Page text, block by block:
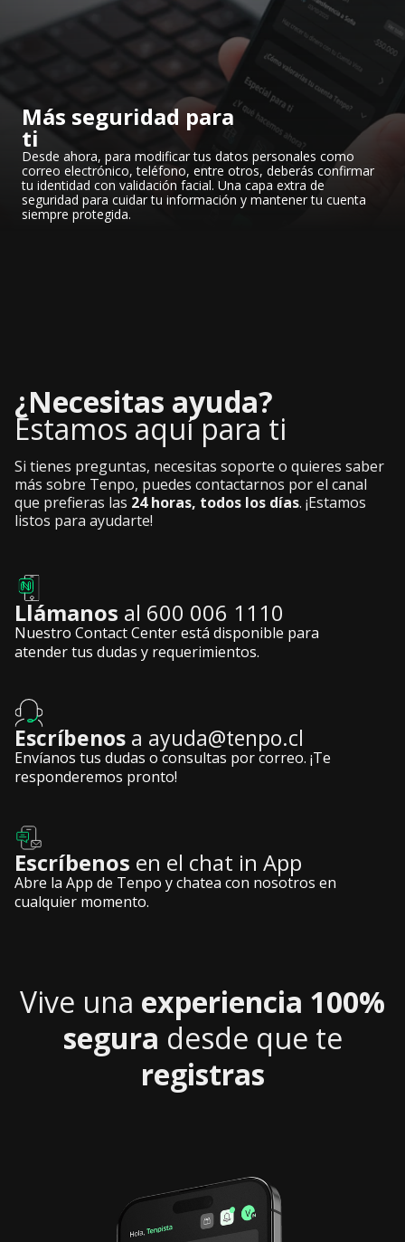
Más seguridad para
ti
Desde ahora, para modificar tus datos personales como
correo electrónico, teléfono, entre otros, deberás confirmar
tu identidad con validación facial. Una capa extra de
seguridad para cuidar tu información y mantener tu cuenta
siempre protegida.
¿Necesitas ayuda?
Estamos aquí para ti
Si tienes preguntas, necesitas soporte o quieres saber
más sobre Tenpo, puedes contactarnos por el canal
que prefieras las 24 horas, todos los días. ¡Estamos
listos para ayudarte!
Llámanos al 600 006 1110
Nuestro Contact Center está disponible para
atender tus dudas y requerimientos.
Escríbenos a ayuda@tenpo.cl
Envíanos tus dudas o consultas por correo. ¡Te
responderemos pronto!
Escríbenos en el chat in App
Abre la App de Tenpo y chatea con nosotros en
cualquier momento.
Vive una experiencia 100%
segura desde que te
registras